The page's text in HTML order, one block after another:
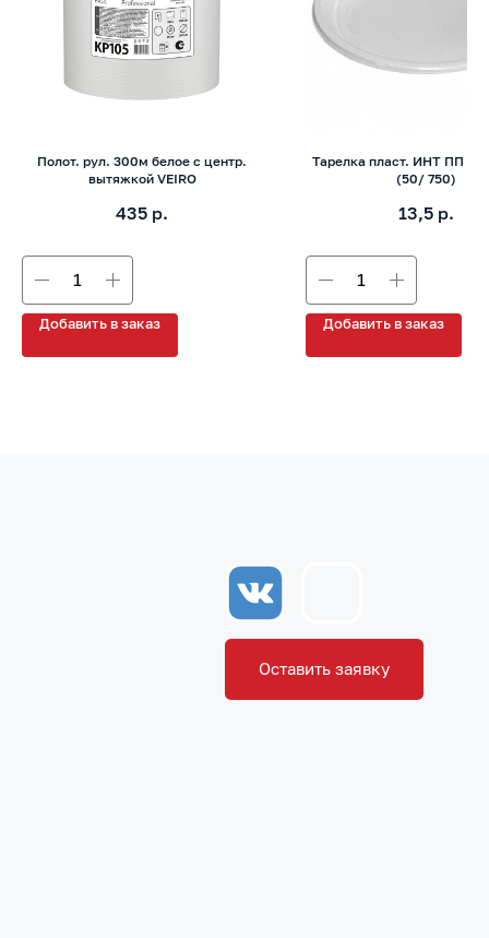
Полот. рул. 300м белое с центр.
вытяжкой VEIRO
435 р.
Добавить в заказ
Тарелка пласт. ИНТ ПП
(50/ 750)
13,5 р.
Добавить в заказ
Партнерам
+7 (8142) 44-55-00
info@neopak.ru
Оставить заявку